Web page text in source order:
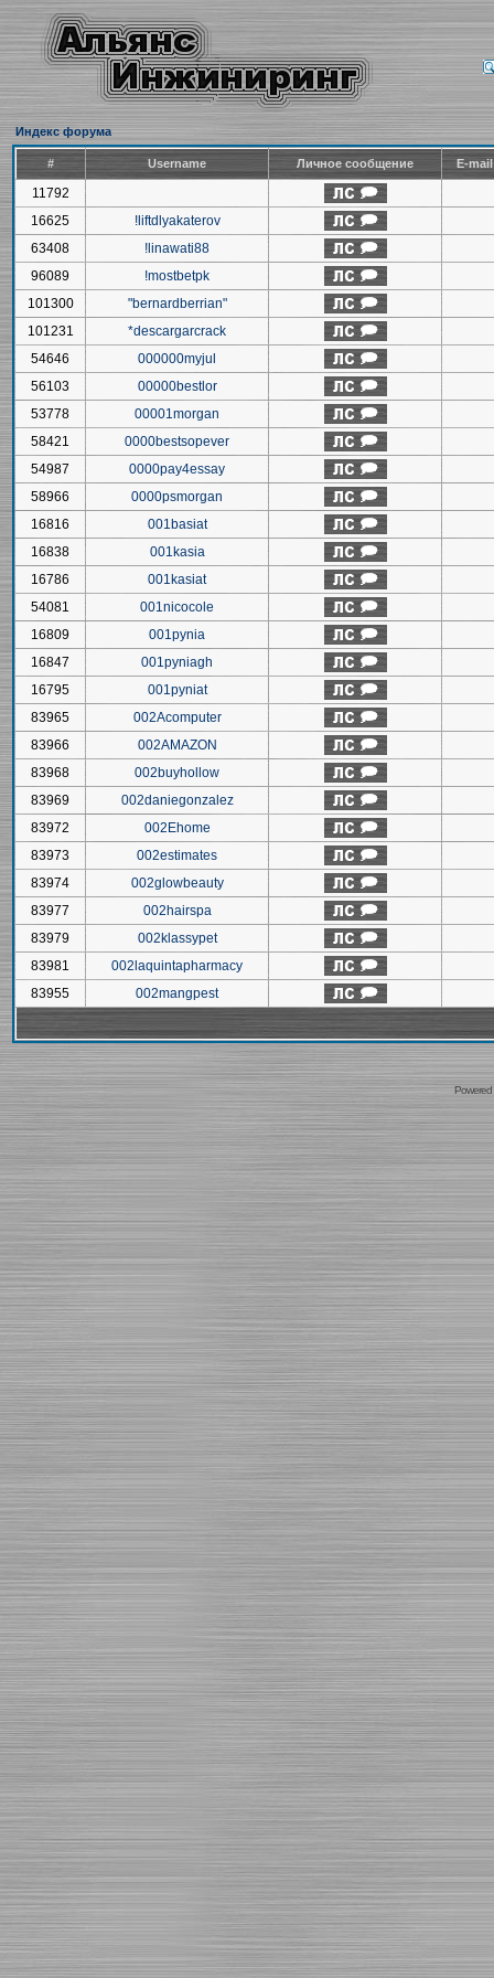
Индекс форума
# Username Личное сообщение E-
11792
16625
!liftdlyakaterov
63408
!linawati88
96089
!mostbetpk
101300
"bernardberrian"
101231
*descargarcrack
54646
000000myjul
56103
00000bestlor
53778
00001morgan
58421
0000bestsopever
54987
0000pay4essay
58966
0000psmorgan
16816
001basiat
16838
001kasia
16786
001kasiat
54081
001nicocole
16809
001pynia
16847
001pyniagh
16795
001pyniat
83965
002Acomputer
83966
002AMAZON
83968
002buyhollow
83969
002daniegonzalez
83972
002Ehome
83973
002estimates
83974
002glowbeauty
83977
002hairspa
83979
002klassypet
83981
002laquintapharmacy
83955
002mangpest